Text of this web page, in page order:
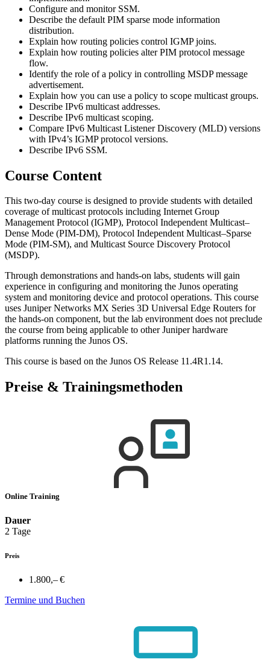
Configure and monitor SSM.
Describe the default PIM sparse mode information
distribution.
Explain how routing policies control IGMP joins.
Explain how routing policies alter PIM protocol message
flow.
Identify the role of a policy in controlling MSDP message
advertisement.
Explain how you can use a policy to scope multicast groups.
Describe IPv6 multicast addresses.
Describe IPv6 multicast scoping.
Compare IPv6 Multicast Listener Discovery (MLD) versions
with IPv4’s IGMP protocol versions.
Describe IPv6 SSM.
Course Content
This two-day course is designed to provide students with detailed
coverage of multicast protocols including Internet Group
Management Protocol (IGMP), Protocol Independent Multicast–
Dense Mode (PIM-DM), Protocol Independent Multicast–Sparse
Mode (PIM-SM), and Multicast Source Discovery Protocol
(MSDP).
Through demonstrations and hands-on labs, students will gain
experience in configuring and monitoring the Junos operating
system and monitoring device and protocol operations. This course
uses Juniper Networks MX Series 3D Universal Edge Routers for
the hands-on component, but the lab environment does not preclude
the course from being applicable to other Juniper hardware
platforms running the Junos OS.
This course is based on the Junos OS Release 11.4R1.14.
Preise & Trainingsmethoden
Online Training
Dauer
2 Tage
Preis
1.800,– €
Termine und Buchen